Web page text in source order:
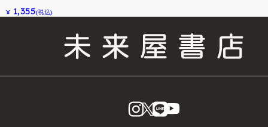
¥ 1,355(税込)
instagram
X LINE